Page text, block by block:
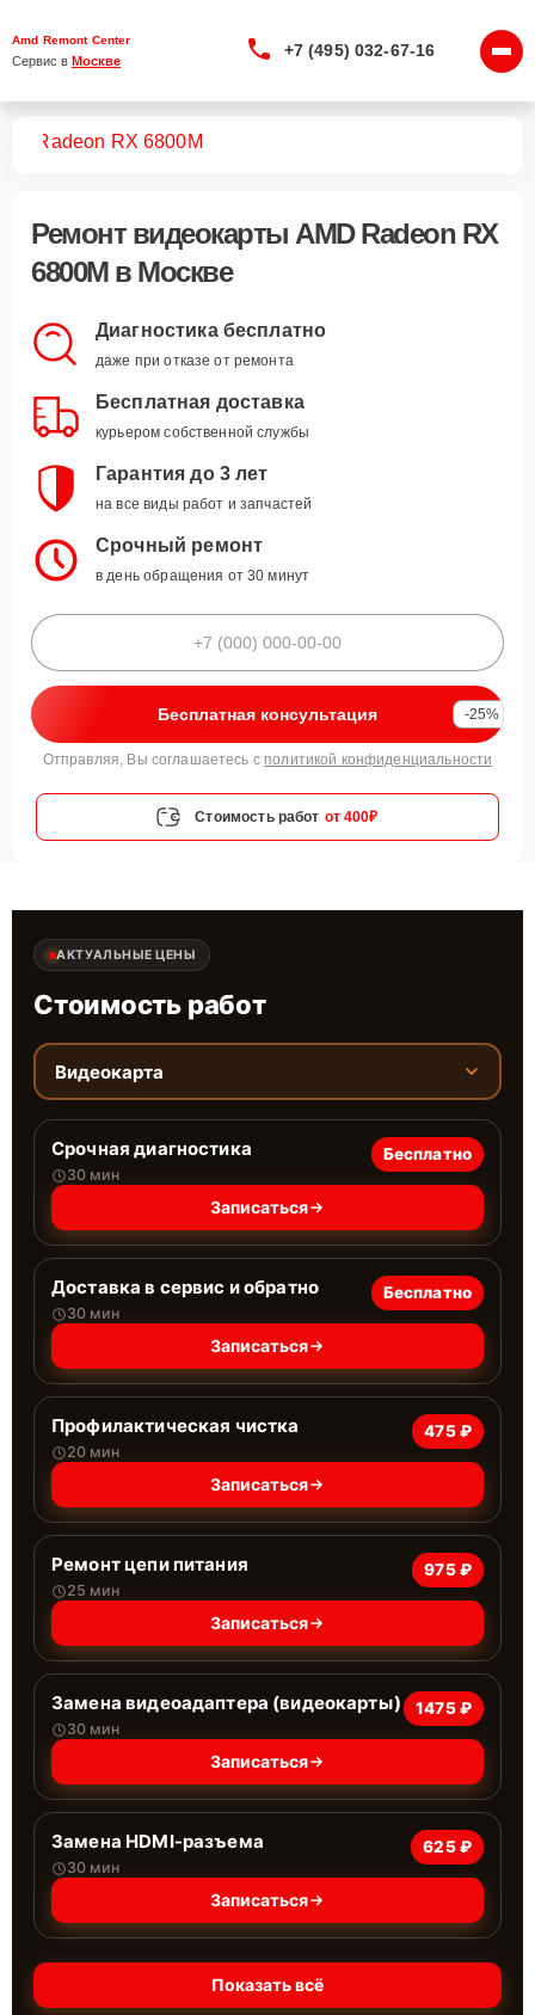
Amd Remont Center
Сервис в Москве
+7 (495) 032-67-16
Radeon RX 6800M
Ремонт видеокарты AMD Radeon RX
6800Mв Москве
Диагностика бесплатно
даже при отказе от ремонта
Бесплатная доставка
курьером собственной службы
Гарантия до 3 лет
на все виды работ и запчастей
Срочный ремонт
в день обращения от 30 минут
Бесплатная консультация -25%
Отправляя, Вы соглашаетесь с политикой конфиденциальности
Стоимость работ от 400₽
АКТУАЛЬНЫЕ ЦЕНЫ
Стоимость работ
Видеокарта
Срочная диагностика
30 мин
Бесплатно
Записаться
Доставка в сервис и обратно
30 мин
Бесплатно
Записаться
Профилактическая чистка
20 мин
475 ₽
Записаться
Ремонт цепи питания
25 мин
975 ₽
Записаться
Замена видеоадаптера (видеокарты)
30 мин
1475 ₽
Записаться
Замена HDMI-разъема
30 мин
625 ₽
Записаться
Показать всё